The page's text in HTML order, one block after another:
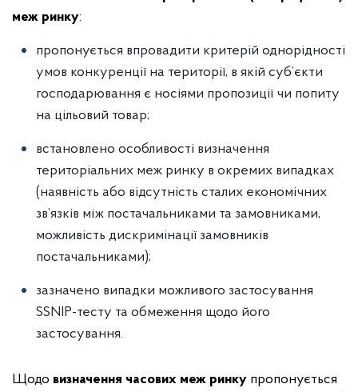
меж ринку:
пропонується впровадити критерій однорідності
умов конкуренції на території, в якій суб’єкти
господарювання є носіями пропозиції чи попиту
на цільовий товар;
встановлено особливості визначення
територіальних меж ринку в окремих випадках
(наявність або відсутність сталих економічних
зв’язків між постачальниками та замовниками,
можливість дискримінації замовників
постачальниками);
зазначено випадки можливого застосування
SSNIP-тесту та обмеження щодо його
застосування.
Щодо визначення часових меж ринку пропонується